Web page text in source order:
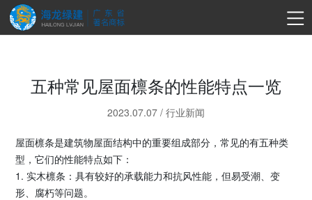
五种常见屋面檩条的性能特点一览
2023.07.07 / 行业新闻
屋面檩条是建筑物屋面结构中的重要组成部分，常见的有五种类
型，它们的性能特点如下：
1. 实木檩条：具有较好的承载能力和抗风性能，但易受潮、变
形、腐朽等问题。